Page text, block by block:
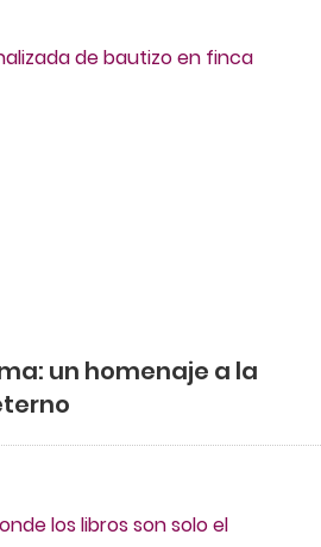
un homenaje a la